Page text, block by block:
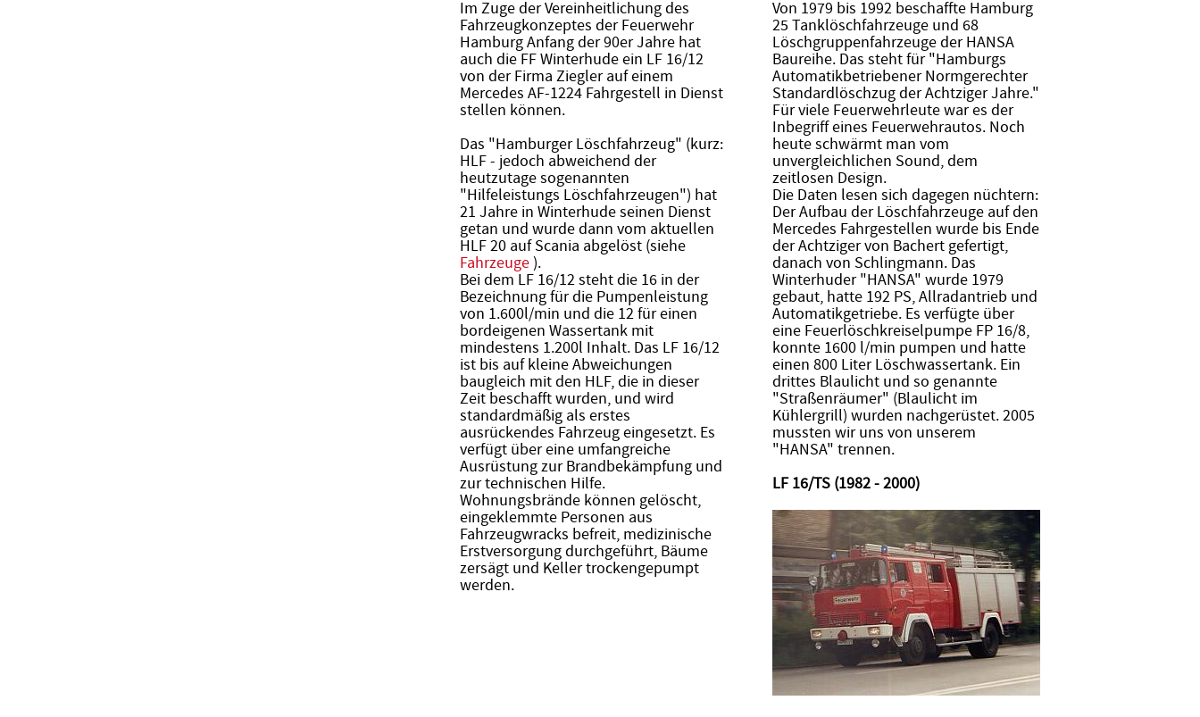
Im Zuge der Vereinheitlichung des
Fahrzeugkonzeptes der Feuerwehr
Hamburg Anfang der 90er Jahre hat
auch die FF Winterhude ein LF 16/12
von der Firma Ziegler auf einem
Mercedes AF-1224 Fahrgestell in Dienst
stellen können.
Das "Hamburger Löschfahrzeug" (kurz:
HLF - jedoch abweichend der
heutzutage sogenannten
"Hilfeleistungs Löschfahrzeugen") hat
21 Jahre in Winterhude seinen Dienst
getan und wurde dann vom aktuellen
HLF 20 auf Scania abgelöst (siehe
Fahrzeuge ).
Bei dem LF 16/12 steht die 16 in der
Bezeichnung für die Pumpenleistung
von 1.600l/min und die 12 für einen
bordeigenen Wassertank mit
mindestens 1.200l Inhalt. Das LF 16/12
ist bis auf kleine Abweichungen
baugleich mit den HLF, die in dieser
Zeit beschafft wurden, und wird
standardmäßig als erstes
ausrückendes Fahrzeug eingesetzt. Es
verfügt über eine umfangreiche
Ausrüstung zur Brandbekämpfung und
zur technischen Hilfe.
Wohnungsbrände können gelöscht,
eingeklemmte Personen aus
Fahrzeugwracks befreit, medizinische
Erstversorgung durchgeführt, Bäume
zersägt und Keller trockengepumpt
werden.
Von 1979 bis 1992 beschaffte Hamburg
25 Tanklöschfahrzeuge und 68
Löschgruppenfahrzeuge der HANSA
Baureihe. Das steht für "Hamburgs
Automatikbetriebener Normgerechter
Standardlöschzug der Achtziger Jahre."
Für viele Feuerwehrleute war es der
Inbegriff eines Feuerwehrautos. Noch
heute schwärmt man vom
unvergleichlichen Sound, dem
zeitlosen Design.
Die Daten lesen sich dagegen nüchtern:
Der Aufbau der Löschfahrzeuge auf den
Mercedes Fahrgestellen wurde bis Ende
der Achtziger von Bachert gefertigt,
danach von Schlingmann. Das
Winterhuder "HANSA" wurde 1979
gebaut, hatte 192 PS, Allradantrieb und
Automatikgetriebe. Es verfügte über
eine Feuerlöschkreiselpumpe FP 16/8,
konnte 1600 l/min pumpen und hatte
einen 800 Liter Löschwassertank. Ein
drittes Blaulicht und so genannte
"Straßenräumer" (Blaulicht im
Kühlergrill) wurden nachgerüstet. 2005
mussten wir uns von unserem
"HANSA" trennen.
LF 16/TS (1982 - 2000)